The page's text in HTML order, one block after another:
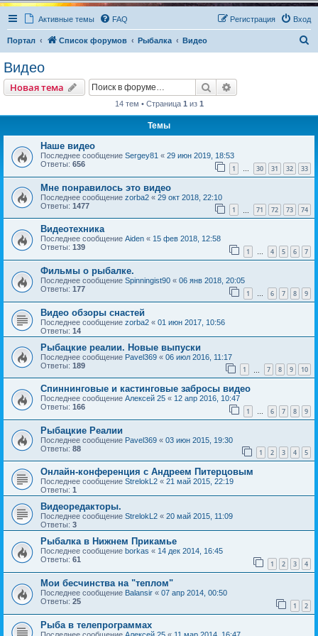
Активные темы FAQ Вход
Регистрация
Портал Список форумов Рыбалка Видео
Видео
Новая тема Поиск
14 тем • Страница 1 из 1
Темы
Наше видео
Последнее сообщение Sergey81 « 29 июн 2019, 18:53
Ответы: 656 1 … 30 31 32 33
Мне понравилось это видео
Последнее сообщение zorba2 « 29 окт 2018, 22:10
Ответы: 1477 1 71 72 73 74
Видеотехника
Последнее сообщение Aiden « 15 фев 2018, 12:58
Ответы: 139 1 … 4 5 6 7
Фильмы о рыбалке.
Последнее сообщение Spinningist90 « 06 янв 2018, 20:05
Ответы: 177 1 … 6 7 8 9
Видео обзоры снастей
Последнее сообщение zorba2 « 01 июн 2017, 10:56
Ответы: 14
Рыбацкие реалии. Новые выпуски
Последнее сообщение Pavel369 « 06 июл 2016, 11:17
Ответы: 189 1 7 8 9 10
Спиннинговые и кастинговые забросы видео
Последнее сообщение Алексей 25 « 12 апр 2016, 10:47
Ответы: 166 1 … 6 7 8 9
Рыбацкие Реалии
Последнее сообщение Pavel369 « 03 июн 2015, 19:30
Ответы: 88 1 2 3 4 5
Онлайн-конференция с Андреем Питерцовым
Последнее сообщение StrelokL2 « 21 май 2015, 22:19
Ответы: 1
Видеоредакторы.
Последнее сообщение StrelokL2 « 20 май 2015, 11:09
Ответы: 3
Рыбалка в Нижнем Прикамье
Последнее сообщение borkas « 14 дек 2014, 16:45
Ответы: 61 1 2 3 4
Мои бесчинства на "теплом"
Последнее сообщение Balansir « 07 апр 2014, 00:50
Ответы: 25 1 2
Рыба в телепрограммах